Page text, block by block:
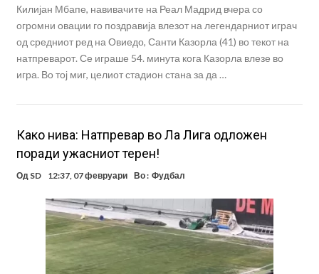
Килијан Мбапе, навивачите на Реал Мадрид вчера со
огромни овации го поздравија влезот на легендарниот играч
од средниот ред на Овиедо, Санти Казорла (41) во текот на
натпреварот. Се играше 54. минута кога Казорла влезе во
игра. Во тој миг, целиот стадион стана за да …
Како нива: Натпревар во Ла Лига одложен
поради ужасниот терен!
Од SD 12:37, 07 февруари Во : Фудбал